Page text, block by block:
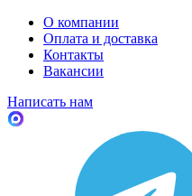
О компании
Оплата и доставка
Контакты
Вакансии
Написать нам